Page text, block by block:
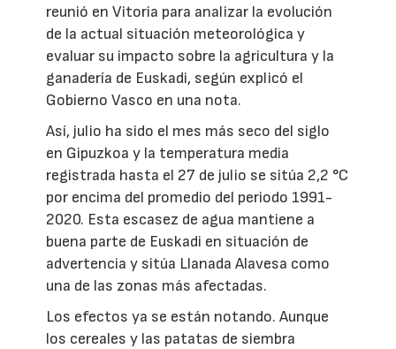
reunió en Vitoria para analizar la evolución
de la actual situación meteorológica y
evaluar su impacto sobre la agricultura y la
ganadería de Euskadi, según explicó el
Gobierno Vasco en una nota.
Así, julio ha sido el mes más seco del siglo
en Gipuzkoa y la temperatura media
registrada hasta el 27 de julio se sitúa 2,2 °C
por encima del promedio del periodo 1991-
2020. Esta escasez de agua mantiene a
buena parte de Euskadi en situación de
advertencia y sitúa Llanada Alavesa como
una de las zonas más afectadas.
Los efectos ya se están notando. Aunque
los cereales y las patatas de siembra